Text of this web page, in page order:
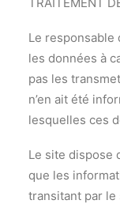
Le responsable
les données à
pas les
n’en ait été
lesquelles ces
Le site dispose
que les
transitant par